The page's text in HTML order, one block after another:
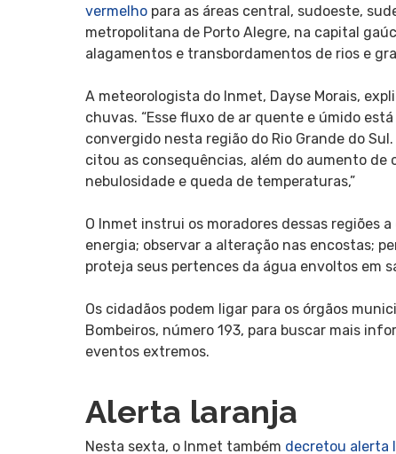
vermelho para as áreas central, sudoeste,
metropolitana de Porto Alegre, na capital
alagamentos e transbordamentos de rios e
A meteorologista do Inmet, Dayse Morais,
chuvas. “Esse fluxo de ar quente e úmido
convergido nesta região do Rio Grande do
citou as consequências, além do aumento
nebulosidade e queda de temperaturas,”
O Inmet instrui os moradores dessas regiões
energia; observar a alteração nas encostas;
proteja seus pertences da água envoltos em
Os cidadãos podem ligar para os órgãos
Bombeiros, número 193, para buscar mais
eventos extremos.
Alerta laranja
Nesta sexta, o Inmet também decretou alerta